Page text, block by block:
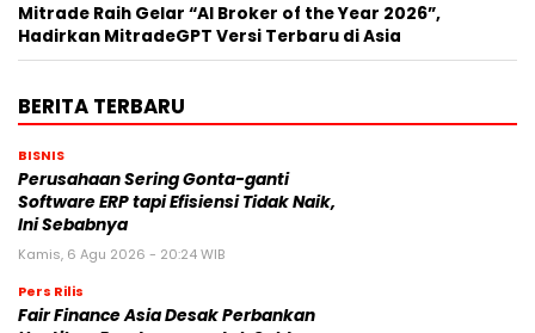
Mitrade Raih Gelar “AI Broker of the Year 2026”,
Hadirkan MitradeGPT Versi Terbaru di Asia
BERITA TERBARU
BISNIS
Perusahaan Sering Gonta-ganti
Software ERP tapi Efisiensi Tidak Naik,
Ini Sebabnya
Kamis, 6 Agu 2026 - 20:24 WIB
Pers Rilis
Fair Finance Asia Desak Perbankan